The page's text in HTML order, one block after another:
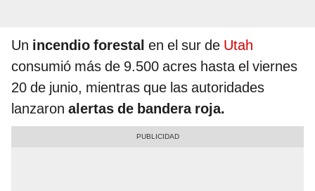
Un incendio forestal en el sur de Utah
consumió más de 9.500 acres hasta el viernes
20 de junio, mientras que las autoridades
lanzaron alertas de bandera roja.